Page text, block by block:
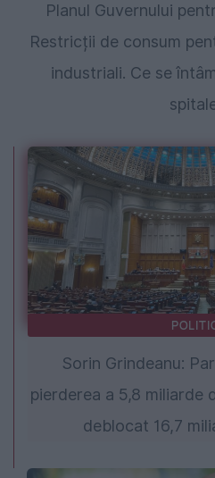
Planul Guvernului
Restricții de consum
industriali. Ce se
Sorin Grindeanu:
pierderea a 5,8 miliarde
deblocat 16,7